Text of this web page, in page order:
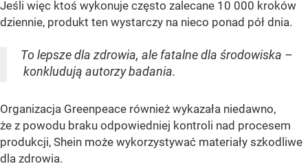
Jeśli więc ktoś wykonuje często zalecane 10 000 kroków
dziennie, produkt ten wystarczy na nieco ponad pół dnia.
To lepsze dla zdrowia, ale fatalne dla środowiska –
konkludują autorzy badania.
Organizacja Greenpeace również wykazała niedawno,
że z powodu braku odpowiedniej kontroli nad procesem
produkcji, Shein może wykorzystywać materiały szkodliwe
dla zdrowia.